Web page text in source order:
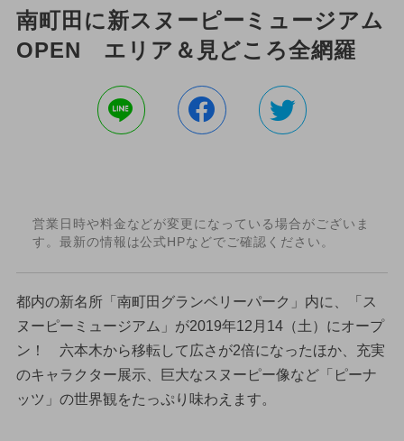
南町田に新スヌーピーミュージアム
OPEN エリア＆見どころ全網羅
営業日時や料金などが変更になっている場合がございま
す。最新の情報は公式HPなどでご確認ください。
都内の新名所「南町田グランベリーパーク」内に、「ス
ヌーピーミュージアム」が2019年12月14（土）にオープ
ン！ 六本木から移転して広さが2倍になったほか、充実
のキャラクター展示、巨大なスヌーピー像など「ピーナ
ッツ」の世界観をたっぷり味わえます。